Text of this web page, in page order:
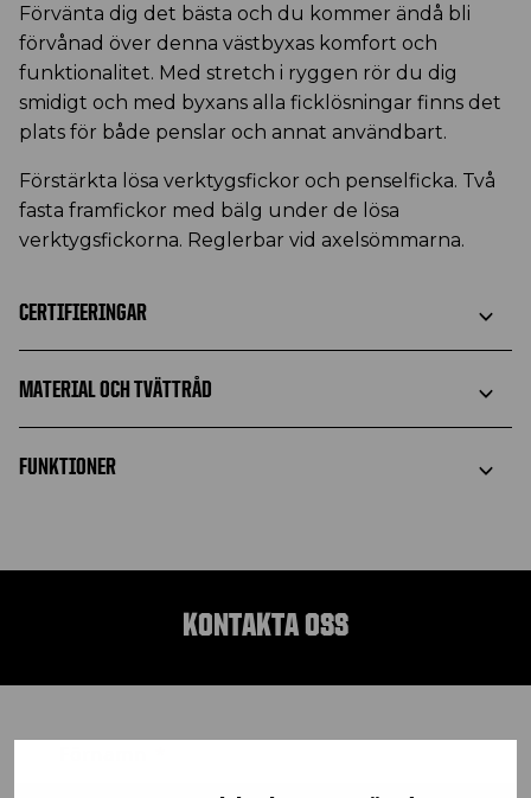
Förvänta dig det bästa och du kommer ändå bli
förvånad över denna västbyxas komfort och
funktionalitet. Med stretch i ryggen rör du dig
smidigt och med byxans alla ficklösningar finns det
plats för både penslar och annat användbart.
Förstärkta lösa verktygsfickor och penselficka. Två
fasta framfickor med bälg under de lösa
verktygsfickorna. Reglerbar vid axelsömmarna.
CERTIFIERINGAR
MATERIAL OCH TVÄTTRÅD
FUNKTIONER
KONTAKTA OSS